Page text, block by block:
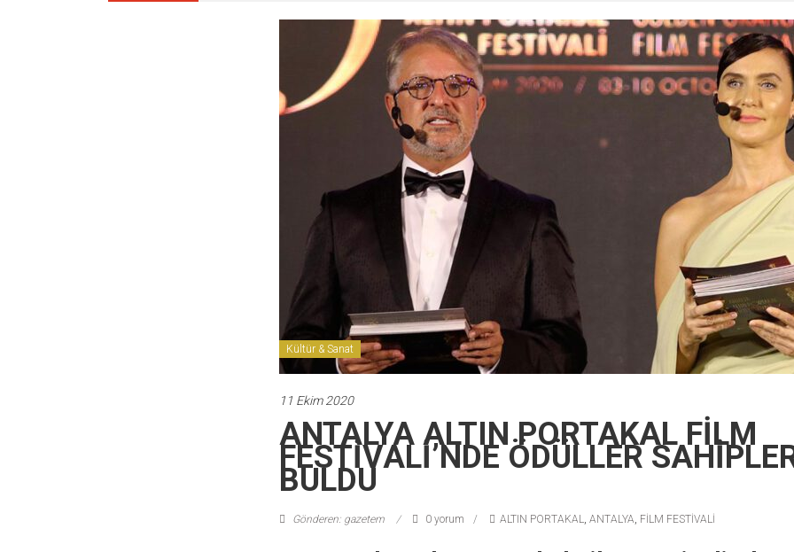
Kültür & Sanat
11 Ekim 2020
ANTALYA ALTIN PORTAKAL FİLM
FESTİVALİ’NDE ÖDÜLLER
BULDU
Gönderen: gazetem 0 yorum ALTIN PORTAKAL, ANTALYA, FİLM FESTİVALİ